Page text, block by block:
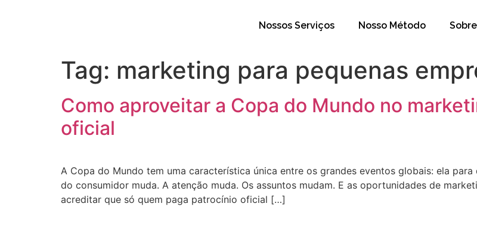
Nossos Serviços Nosso Método
Tag: marketing para pequenas
Como aproveitar a Copa do Mundo no
oficial
A Copa do Mundo tem uma característica única entre os grandes eventos globais: ela
do consumidor muda. A atenção muda. Os assuntos mudam. E as oportunidades de
acreditar que só quem paga patrocínio oficial […]